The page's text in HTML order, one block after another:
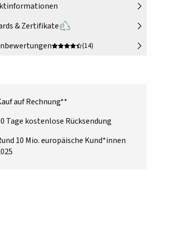
& Zertifikate
(14)
auf Rechnung**
Tage kostenlose Rücksendung
10 Mio. europäische Kund*innen